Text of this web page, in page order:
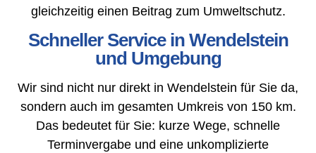
gleichzeitig einen Beitrag zum Umweltschutz.
Schneller Service in Wendelstein
und Umgebung
Wir sind nicht nur direkt in Wendelstein für Sie da,
sondern auch im gesamten Umkreis von 150 km.
Das bedeutet für Sie: kurze Wege, schnelle
Terminvergabe und eine unkomplizierte